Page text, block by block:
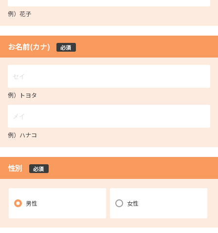
例）花子
お名前(カナ) 必須
例）トヨタ
例）ハナコ
性別 必須
男性 女性